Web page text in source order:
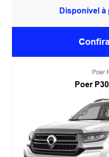
Disponível à
Poer
Poer